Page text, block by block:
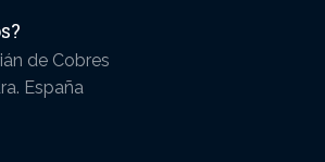
de Cobres
España